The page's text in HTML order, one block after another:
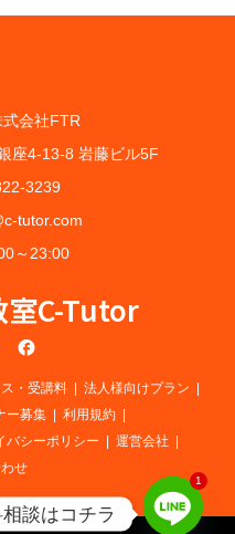
式会社FTR
座4-13-8 岩藤ビル5F
3239
tutor.com
～23:00
室C-Tutor
・受講料
法人様向けプラン
ー募集
利用規約
バシーポリシー
運営会社
せ
1
談はコチラ